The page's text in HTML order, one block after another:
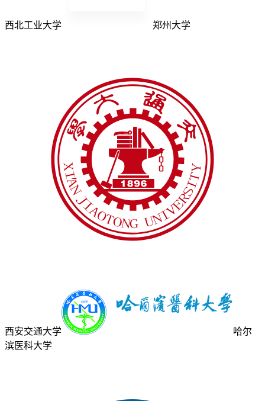
西北工业大学 郑州大学
西安交通大学
哈尔
滨医科大学